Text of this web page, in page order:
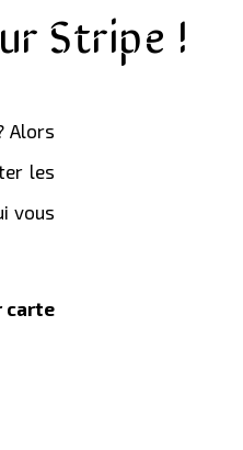
Stripe !
Alors
les
vous
carte